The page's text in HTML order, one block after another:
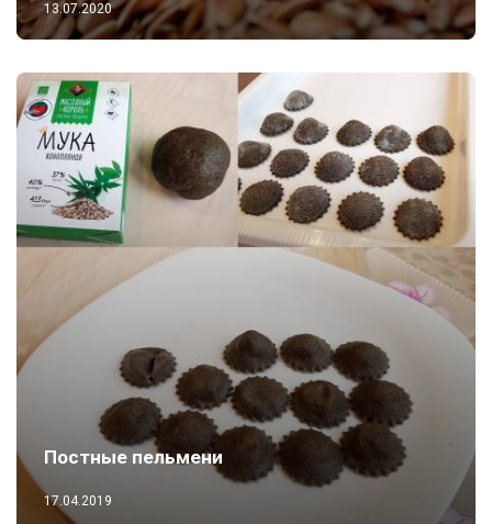
13.07.2020
Постные пельмени
17.04.2019